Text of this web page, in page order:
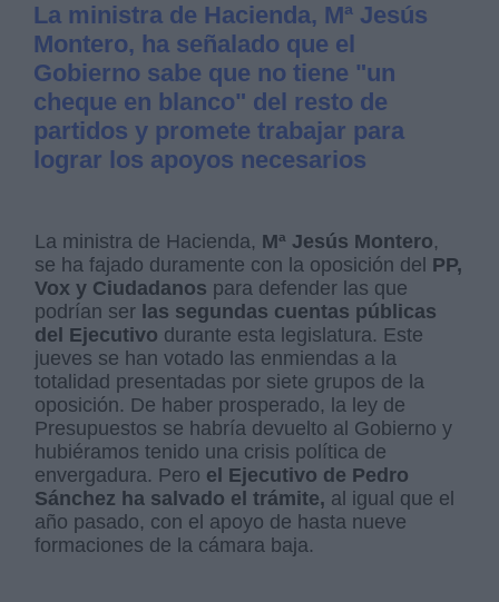
La ministra de Hacienda, Mª Jesús
Montero, ha señalado que el
Gobierno sabe que no tiene "un
cheque en blanco" del resto de
partidos y promete trabajar para
lograr los apoyos necesarios
La ministra de Hacienda, Mª Jesús Montero,
se ha fajado duramente con la oposición del PP,
Vox y Ciudadanos para defender las que
podrían ser las segundas cuentas públicas
del Ejecutivo durante esta legislatura. Este
jueves se han votado las enmiendas a la
totalidad presentadas por siete grupos de la
oposición. De haber prosperado, la ley de
Presupuestos se habría devuelto al Gobierno y
hubiéramos tenido una crisis política de
envergadura. Pero el Ejecutivo de Pedro
Sánchez ha salvado el trámite, al igual que el
año pasado, con el apoyo de hasta nueve
formaciones de la cámara baja.